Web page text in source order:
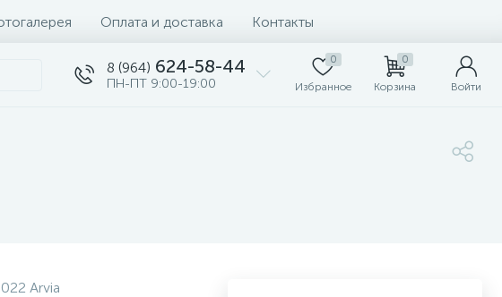
Оплата и доставка Контакты
8 (964) 624-58-44
ПН-ПТ 9:00-19:00
0
Избранное
0
Корзина Войти
Arvia